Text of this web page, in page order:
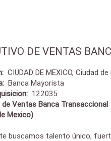
DE VENTAS
CIUDAD DE MEXICO, Ciudad
Banca Mayorista
122035
Ventas Banca Transaccional
Mexico)
buscamos talento único,